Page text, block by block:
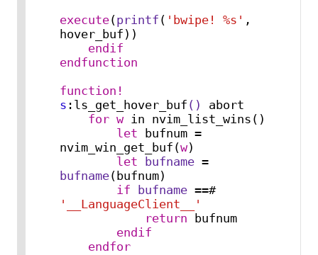
execute(printf ( 'bwipe! %s' ,
hover_buf))
endif
endfunction
function!
s :ls_get_hover_buf ()
abort
for w in nvim_list_wins()
let bufnum =
nvim_win_get_buf(w)
let
bufname
=
bufname(bufnum)
if
bufname
==#
'__LanguageClient__'
return bufnum
endif
endfor